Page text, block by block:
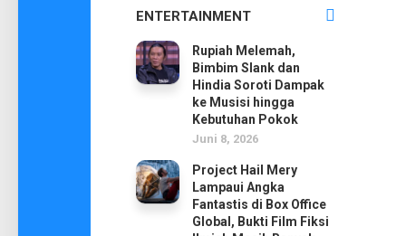
ENTERTAINMENT
Rupiah Melemah,
Bimbim Slank dan
Hindia Soroti Dampak
ke Musisi hingga
Kebutuhan Pokok
Juni 8, 2026
Project Hail Mery
Lampaui Angka
Fantastis di Box Office
Global, Bukti Film Fiksi